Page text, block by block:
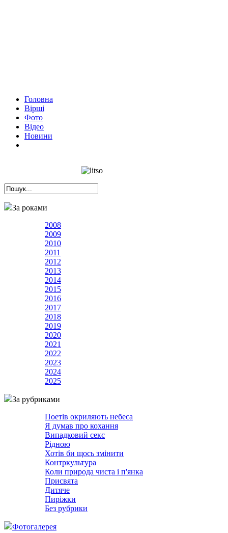
Головна
Вірші
Фото
Відео
Новини
За роками
2008
2009
2010
2011
2012
2013
2014
2015
2016
2017
2018
2019
2020
2021
2022
2023
2024
2025
За рубриками
Поетів окриляють небеса
Я думав про кохання
Випадковий секс
Рідною
Хотів би щось змінити
Контркультура
Коли природа чиста і п'янка
Присвята
Дитяче
Пиріжки
Без рубрики
Фотогалерея